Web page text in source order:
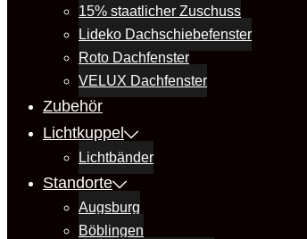
15% staatlicher Zuschuss
Lideko Dachschiebefenster
Roto Dachfenster
VELUX Dachfenster
Zubehör
Lichtkuppel
Lichtbänder
Standorte
Augsburg
Böblingen